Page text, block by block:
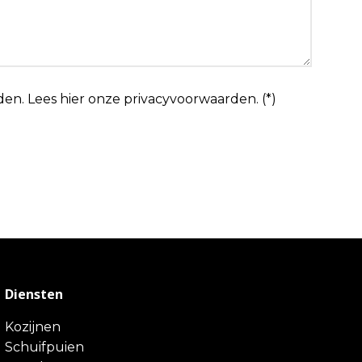
Lees hier onze privacyvoorwaarden. (*)
Diensten
Kozijnen
Schuifpuien